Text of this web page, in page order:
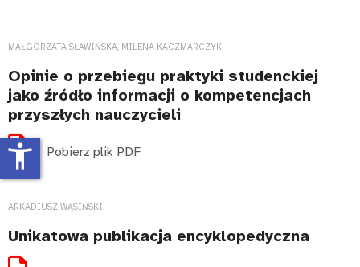
MAŁGORZATA SŁAWIŃSKA, MILENA KACZMARCZYK
Opinie o przebiegu praktyki studenckiej
jako źródło informacji o kompetencjach
przyszłych nauczycieli
Pobierz plik PDF
ARKADIUSZ WĄSIŃSKI
Unikatowa publikacja encyklopedyczna
accessibility_new